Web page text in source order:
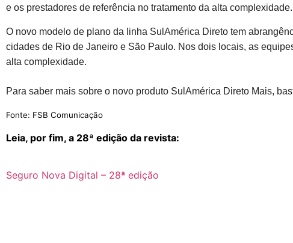
e os prestadores de referência no tratamento da alta complexidade.
O novo modelo de plano da linha SulAmérica Direto tem
cidades de Rio de Janeiro e São Paulo. Nos dois locais, as
alta complexidade.
Para saber mais sobre o novo produto SulAmérica Direto Mais,
Fonte: FSB Comunicação
Leia, por fim, a 28ª edição da revista:
Seguro Nova Digital – 28ª edição